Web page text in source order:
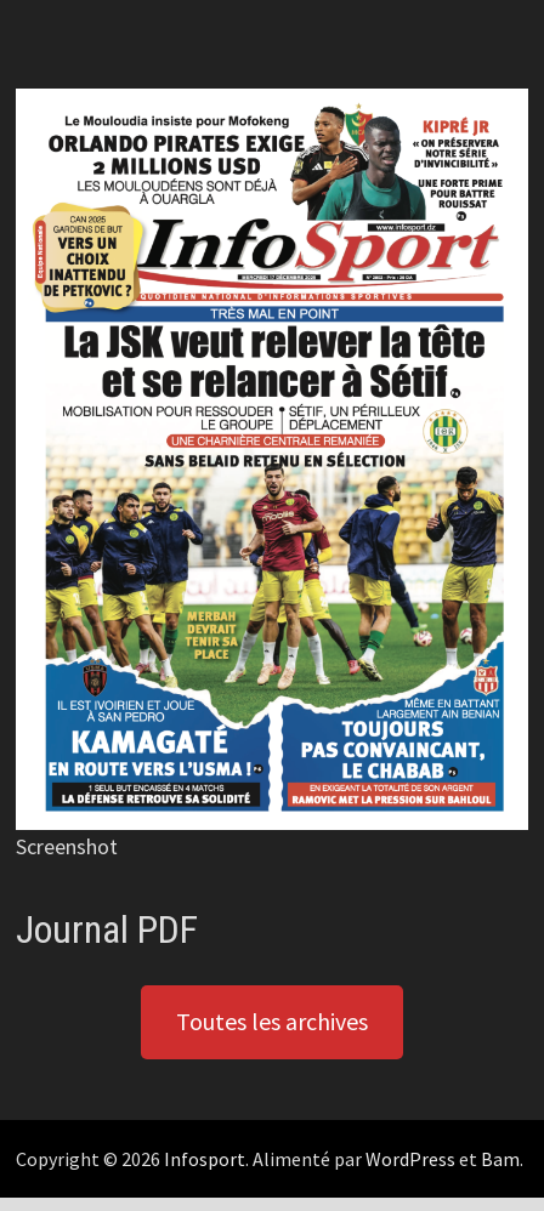
Screenshot
Journal PDF
Toutes les archives
Copyright © 2026 Infosport. Alimenté parWordPress et Bam.